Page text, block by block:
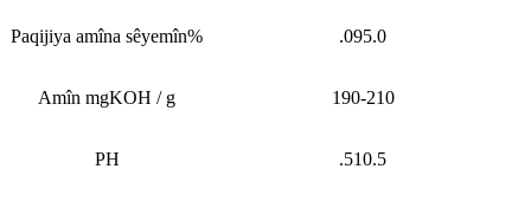
Paqijiya amîna sêyemîn% .095.0
Amîn mgKOH / g 190-210
PH .510.5